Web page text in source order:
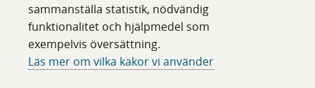
sammanställa statistik, nödvändig
funktionalitet och hjälpmedel som
exempelvis översättning.
Läs mer om vilka kakor vi använder
Om cookies
Följ oss i sociala medier